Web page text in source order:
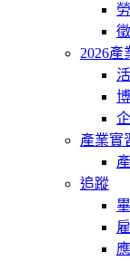
2026產
產業實
追蹤